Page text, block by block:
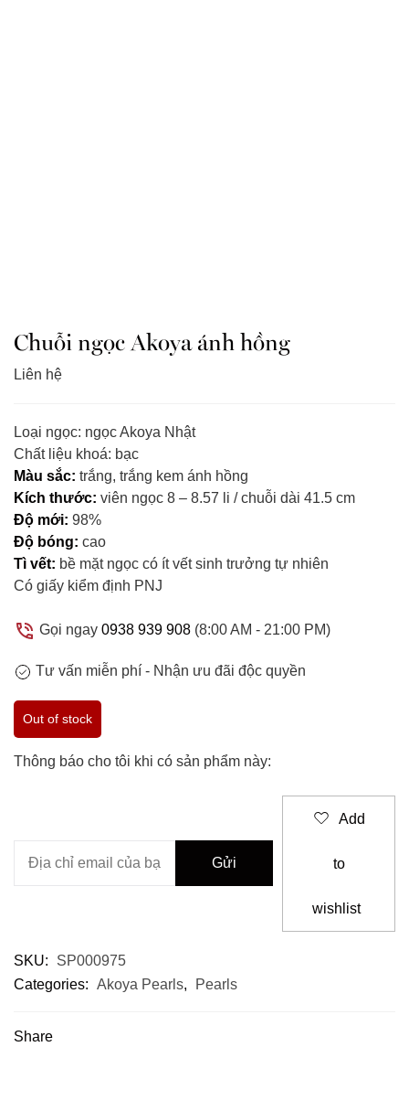
Chuỗi ngọc Akoya ánh hồng
Liên hệ
Loại ngọc: ngọc Akoya Nhật
Chất liệu khoá: bạc
Màu sắc: trắng, trắng kem ánh hồng
Kích thước: viên ngọc 8 – 8.57 li / chuỗi dài 41.5 cm
Độ mới: 98%
Độ bóng: cao
Tì vết: bề mặt ngọc có ít vết sinh trưởng tự nhiên
Có giấy kiểm định PNJ
Gọi ngay 0938 939 908 (8:00 AM - 21:00 PM)
Tư vấn miễn phí - Nhận ưu đãi độc quyền
Out of stock
Thông báo cho tôi khi có sản phẩm này:
Add
to
wishlist
SKU:
SP000975
Categories: Akoya Pearls, Pearls
Share